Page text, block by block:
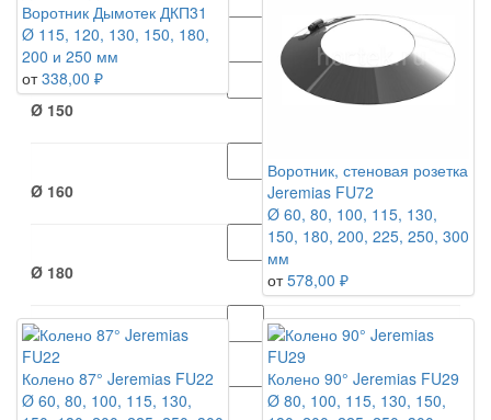
Ø 130
Ø 150
Ø 160
Ø 180
Ø 200
Воротник Дымотек ДКП31
Ø 115, 120, 130, 150, 180,
200 и 250 мм
от 338,00 ₽
Воротник, стеновая розетка
Jeremias FU72
Ø 60, 80, 100, 115, 130,
150, 180, 200, 225, 250, 300
мм
от 578,00 ₽
Колено 87° Jeremias FU22
Ø 60, 80, 100, 115, 130,
Колено 90° Jeremias FU29
Ø 80, 100, 115, 130, 150,